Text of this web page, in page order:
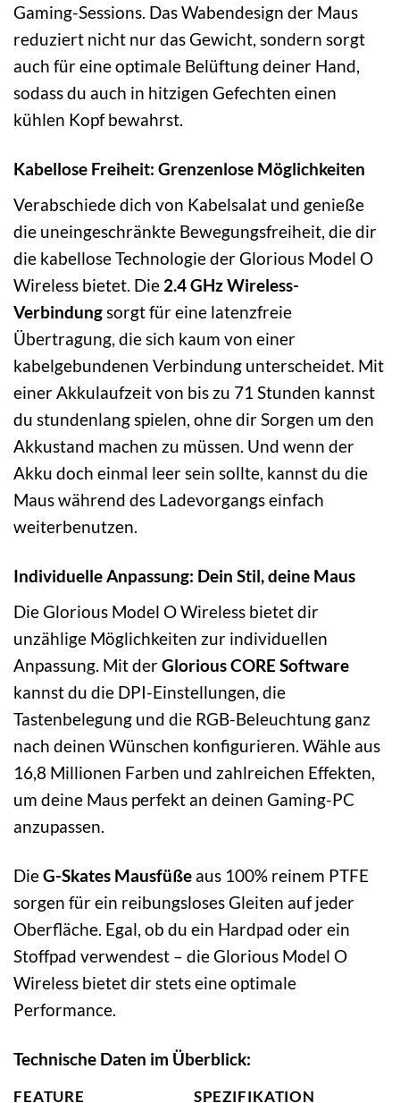
Gaming-Sessions. Das Wabendesign der Maus
reduziert nicht nur das Gewicht, sondern sorgt
auch für eine optimale Belüftung deiner Hand,
sodass du auch in hitzigen Gefechten einen
kühlen Kopf bewahrst.
Kabellose Freiheit: Grenzenlose Möglichkeiten
Verabschiede dich von Kabelsalat und genieße
die uneingeschränkte Bewegungsfreiheit, die dir
die kabellose Technologie der Glorious Model O
Wireless bietet. Die 2.4 GHz Wireless-
Verbindungsorgt für eine latenzfreie
Übertragung, die sich kaum von einer
kabelgebundenen Verbindung unterscheidet. Mit
einer Akkulaufzeit von bis zu 71 Stunden kannst
du stundenlang spielen, ohne dir Sorgen um den
Akkustand machen zu müssen. Und wenn der
Akku doch einmal leer sein sollte, kannst du die
Maus während des Ladevorgangs einfach
weiterbenutzen.
Individuelle Anpassung: Dein Stil, deine Maus
Die Glorious Model O Wireless bietet dir
unzählige Möglichkeiten zur individuellen
Anpassung. Mit derGlorious CORE Software
kannst du die DPI-Einstellungen, die
Tastenbelegung und die RGB-Beleuchtung ganz
nach deinen Wünschen konfigurieren. Wähle aus
16,8 Millionen Farben und zahlreichen Effekten,
um deine Maus perfekt an deinen Gaming-PC
anzupassen.
DieG-Skates Mausfüße aus 100% reinem PTFE
sorgen für ein reibungsloses Gleiten auf jeder
Oberfläche. Egal, ob du ein Hardpad oder ein
Stoffpad verwendest – die Glorious Model O
Wireless bietet dir stets eine optimale
Performance.
Technische Daten im Überblick:
FEATURE SPEZIFIKATION